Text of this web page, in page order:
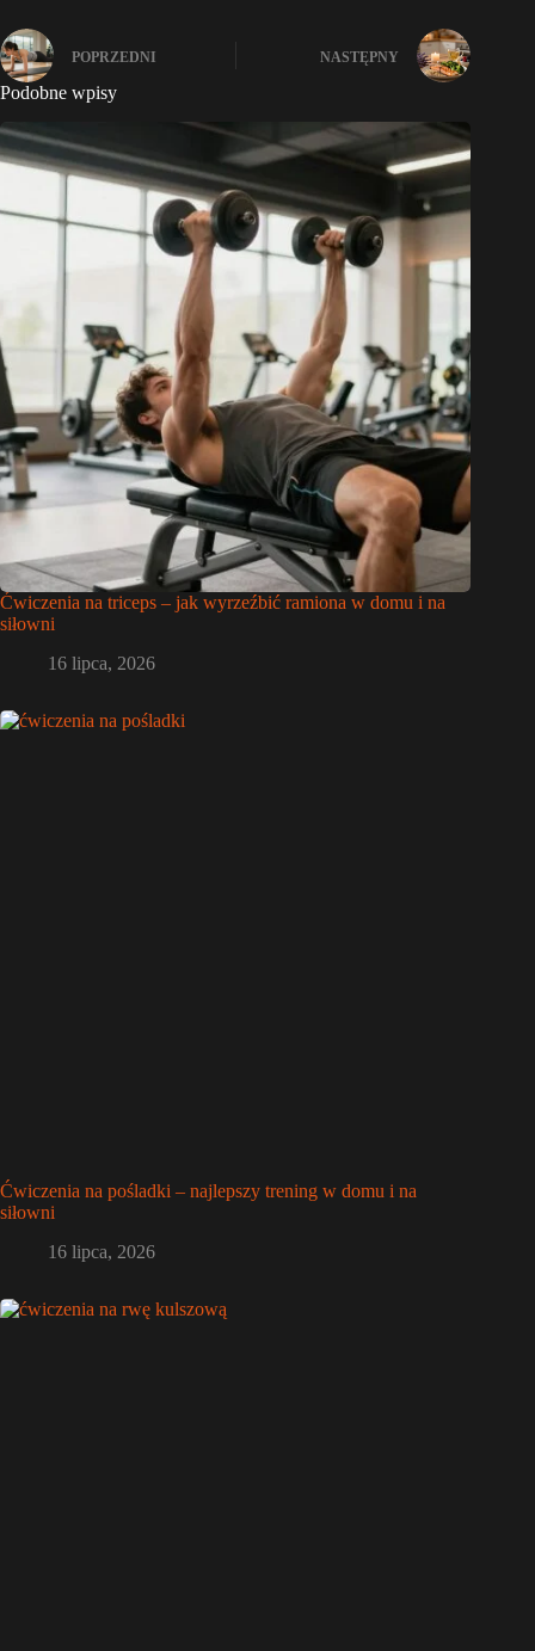
POPRZEDNI NASTĘPNY
Podobne wpisy
Ćwiczenia na triceps – jak wyrzeźbić ramiona w domu i na
siłowni
16 lipca, 2026
Ćwiczenia na pośladki – najlepszy trening w domu i na
siłowni
16 lipca, 2026